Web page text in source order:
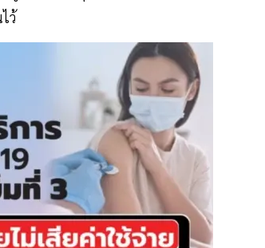
ว้